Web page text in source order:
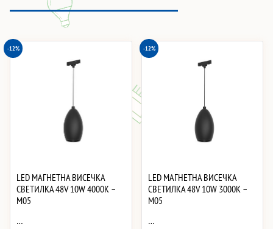
-12%
LED МАГНЕТНА ВИСЕЧКА
СВЕТИЛКА 48V 10W 4000K –
M05
…
-12%
LED МАГНЕТНА ВИСЕЧКА
СВЕТИЛКА 48V 10W 3000K –
M05
…